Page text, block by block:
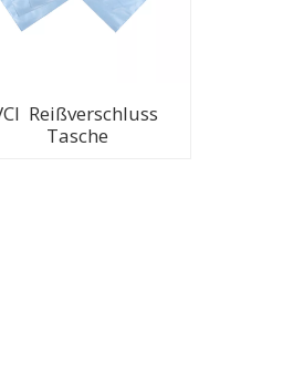
Reißverschluss
Tasche